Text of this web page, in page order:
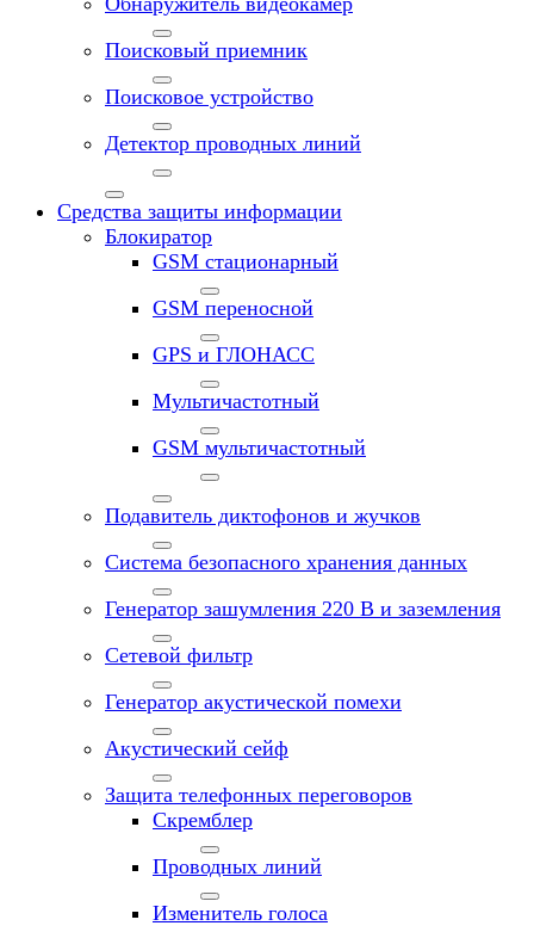
Поисковый приемник
Поисковое устройство
Детектор проводных линий
Средства защиты информации
Блокиратор
GSM стационарный
GSM переносной
GPS и ГЛОНАСС
Мультичастотный
GSM мультичастотный
Подавитель диктофонов и жучков
Система безопасного хранения данных
Генератор зашумления 220 В и заземления
Сетевой фильтр
Генератор акустической помехи
Акустический сейф
Защита телефонных переговоров
Скремблер
Проводных линий
Изменитель голоса